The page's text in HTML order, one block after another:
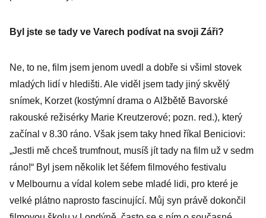
Byl jste se tady ve Varech podívat na svoji Záři?
Ne, to ne, film jsem jenom uvedl a dobře si všiml stovek
mladých lidí v hledišti. Ale viděl jsem tady jiný skvělý
snímek, Korzet (kostýmní drama o Alžbětě Bavorské
rakouské režisérky Marie Kreutzerové; pozn. red.), který
začínal v 8.30 ráno. Však jsem taky hned říkal Beniciovi:
„Jestli mě chceš trumfnout, musíš jít tady na film už v sedm
ráno!“ Byl jsem několik let šéfem filmového festivalu
v Melbournu a vídal kolem sebe mladé lidi, pro které je
velké plátno naprosto fascinující. Můj syn právě dokončil